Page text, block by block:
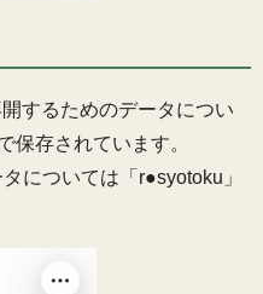
するためのデータについ
保存されています。
については「r●syotoku」